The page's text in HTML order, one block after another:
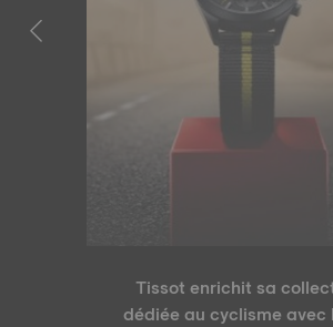
Tissot enrichit sa
dédiée au cyclisme avec la